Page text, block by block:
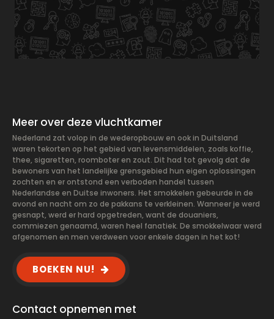
Meer over deze vluchtkamer
Nederland zat volop in de wederopbouw en ook in Duitsland
waren tekorten op het gebied van levensmiddelen, zoals koffie,
thee, sigaretten, roomboter en zout. Dit had tot gevolg dat de
bewoners van het landelijke grensgebied hun eigen oplossingen
zochten en er ontstond een verboden handel tussen
Nederlandse en Duitse inwoners. Het smokkelen gebeurde in de
avond en nacht om zo de pakkans te verkleinen. Wanneer je werd
gesnapt, werd er hard opgetreden, want de douaniers,
commiezen genaamd, waren heel fanatiek. De smokkelwaar werd
afgenomen en men verdween voor enkele dagen in het kot!
BOEKEN NU!
Contact opnemen met